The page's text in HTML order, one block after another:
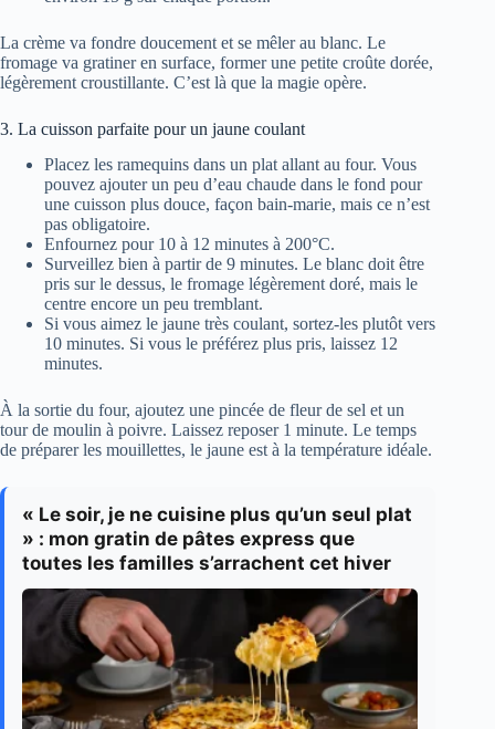
La crème va fondre doucement et se mêler au blanc. Le
fromage va gratiner en surface, former une petite croûte dorée,
légèrement croustillante. C’est là que la magie opère.
3. La cuisson parfaite pour un jaune coulant
Placez les ramequins dans un plat allant au four. Vous
pouvez ajouter un peu d’eau chaude dans le fond pour
une cuisson plus douce, façon bain-marie, mais ce n’est
pas obligatoire.
Enfournez pour 10 à 12 minutes à 200°C.
Surveillez bien à partir de 9 minutes. Le blanc doit être
pris sur le dessus, le fromage légèrement doré, mais le
centre encore un peu tremblant.
Si vous aimez le jaune très coulant, sortez-les plutôt vers
10 minutes. Si vous le préférez plus pris, laissez 12
minutes.
À la sortie du four, ajoutez une pincée de fleur de sel et un
tour de moulin à poivre. Laissez reposer 1 minute. Le temps
de préparer les mouillettes, le jaune est à la température idéale.
« Le soir, je ne cuisine plus qu’un seul plat
» : mon gratin de pâtes express que
toutes les familles s’arrachent cet hiver